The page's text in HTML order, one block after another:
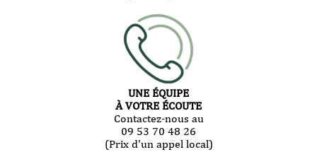
UNE ÉQUIPE
À VOTRE ÉCOUTE
Contactez-nous au
09 53 70 48 26
(Prix d'un appel local)